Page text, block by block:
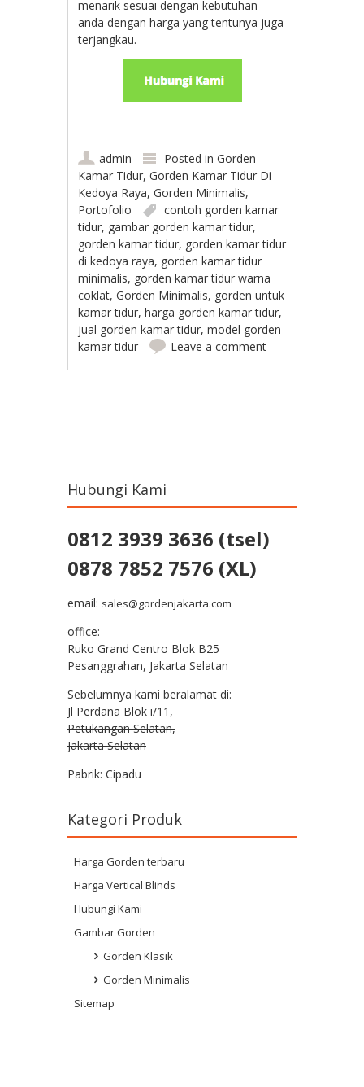
menarik sesuai dengan kebutuhan
anda dengan harga yang tentunya juga
terjangkau.
admin Posted inGorden
Kamar Tidur,Gorden Kamar Tidur Di
Kedoya Raya,Gorden Minimalis,
Portofolio
contoh gorden kamar
tidur, gambar gorden kamar tidur,
gorden kamar tidur, gorden kamar tidur
di kedoya raya, gorden kamar tidur
minimalis, gorden kamar tidur warna
coklat,Gorden Minimalis, gorden untuk
kamar tidur,harga gorden kamar tidur,
jual gorden kamar tidur,model gorden
kamar tidur
Leave a comment
Hubungi Kami
0812 3939 3636 (tsel)
0878 7852 7576 (XL)
email: sales@gordenjakarta.com
office:
Ruko Grand Centro Blok B25
Pesanggrahan, Jakarta Selatan
Sebelumnya kami beralamat di:
Jl Perdana Blok i/11,
Petukangan Selatan,
Jakarta Selatan
Pabrik: Cipadu
Kategori Produk
Harga Gorden terbaru
Harga Vertical Blinds
Hubungi Kami
Gambar Gorden
Gorden Klasik
Gorden Minimalis
Sitemap